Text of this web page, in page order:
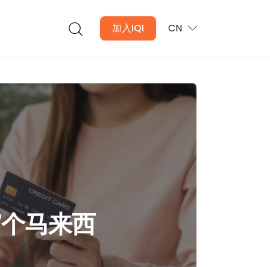
加入IQI CN
马来西